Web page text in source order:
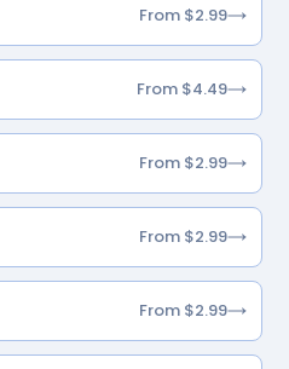
From $2.99
From $4.49
From $2.99
From $2.99
From $2.99